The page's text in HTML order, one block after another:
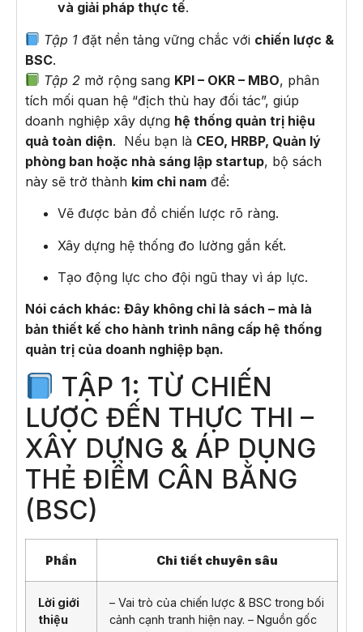
và giải pháp thực tế.
Tập 1 đặt nền tảng vững chắc với chiến lược &
BSC.
Tập 2 mở rộng sang KPI – OKR – MBO, phân
tích mối quan hệ “địch thù hay đối tác”, giúp
doanh nghiệp xây dựng hệ thống quản trị hiệu
quả toàn diện. Nếu bạn là CEO, HRBP, Quản lý
phòng ban hoặc nhà sáng lập startup, bộ sách
này sẽ trở thành kim chỉ nam để:
Vẽ được bản đồ chiến lược rõ ràng.
Xây dựng hệ thống đo lường gắn kết.
Tạo động lực cho đội ngũ thay vì áp lực.
Nói cách khác: Đây không chỉ là sách – mà là
bản thiết kế cho hành trình nâng cấp hệ thống
quản trị của doanh nghiệp bạn.
TẬP 1: TỪ CHIẾN
LƯỢC ĐẾN THỰC THI –
XÂY DỰNG & ÁP DỤNG
THẺ ĐIỂM CÂN BẰNG
(BSC)
Phần Chi tiết chuyên sâu
Lời giới
thiệu
– Vai trò của chiến lược & BSC trong bối
cảnh cạnh tranh hiện nay. – Nguồn gốc